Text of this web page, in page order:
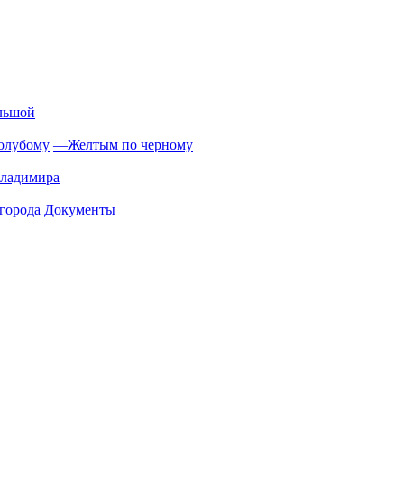
—Желтым по черному
Документы